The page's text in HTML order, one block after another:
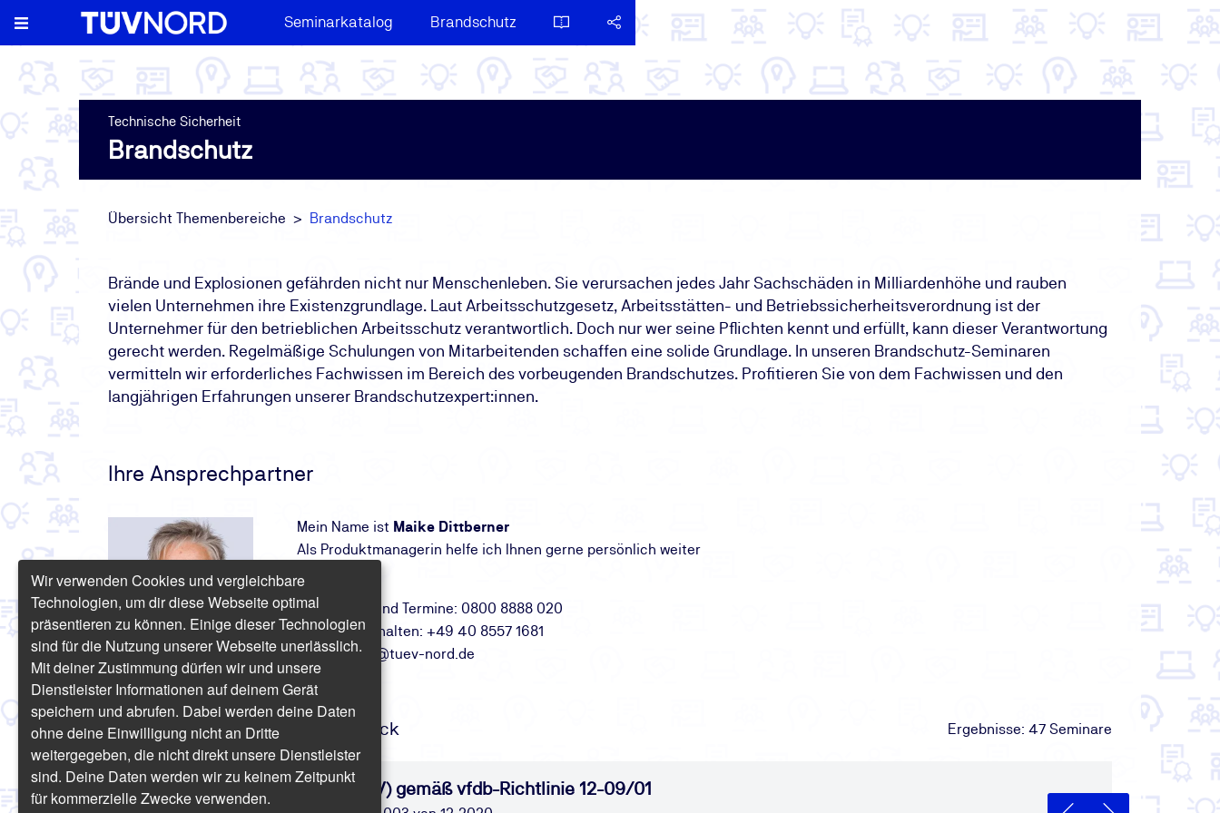
Seminarkatalog Brandschutz
Technische Sicherheit
Brandschutz
Übersicht Themenbereiche Brandschutz
Brände und Explosionen gefährden nicht nur Menschenleben. Sie verursachen jedes Jahr Sachschäden in Milliardenhöhe und rauben
vielen Unternehmen ihre Existenzgrundlage. Laut Arbeitsschutzgesetz, Arbeitsstätten- und Betriebssicherheitsverordnung ist der
Unternehmer für den betrieblichen Arbeitsschutz verantwortlich. Doch nur wer seine Pflichten kennt und erfüllt, kann dieser Verantwortung
gerecht werden. Regelmäßige Schulungen von Mitarbeitenden schaffen eine solide Grundlage. In unseren Brandschutz-Seminaren
vermitteln wir erforderliches Fachwissen im Bereich des vorbeugenden Brandschutzes. Profitieren Sie von dem Fachwissen und den
langjährigen Erfahrungen unserer Brandschutzexpert:innen.
Ihre Ansprechpartner
Mein Name ist Maike Dittberner
Als Produktmanagerin helfe ich Ihnen gerne persönlich weiter
Anmeldung und Termine: 0800 8888 020
Fragen zu Inhalten: +49 40 8557 1681
mdittberner@tuev-nord.de
Brandschutz-Seminare im Überblick Ergebnisse: 47 Seminare
Brandschutzbeauftragter (TÜV) gemäß vfdb-Richtlinie 12-09/01
Wir verwenden Cookies und vergleichbare
Technologien, um dir diese Webseite optimal
präsentieren zu können. Einige dieser Technologien
sind für die Nutzung unserer Webseite unerlässlich.
Mit deiner Zustimmung dürfen wir und unsere
Dienstleister Informationen auf deinem Gerät
speichern und abrufen. Dabei werden deine Daten
ohne deine Einwilligung nicht an Dritte
weitergegeben, die nicht direkt unsere Dienstleister
sind. Deine Daten werden wir zu keinem Zeitpunkt
für kommerzielle Zwecke verwenden.